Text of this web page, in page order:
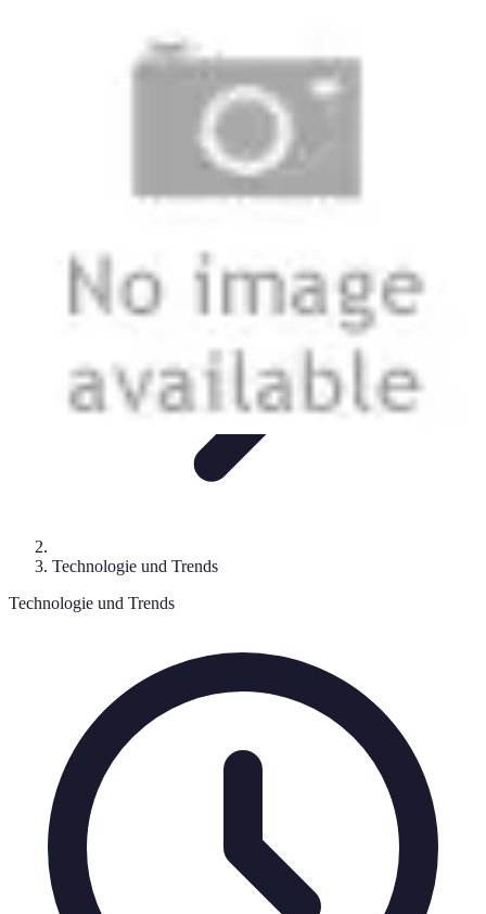
StreamingTechnologie in der Freizeit
Freizeit-Apps
Technologie und Trends
Technologie und Trends